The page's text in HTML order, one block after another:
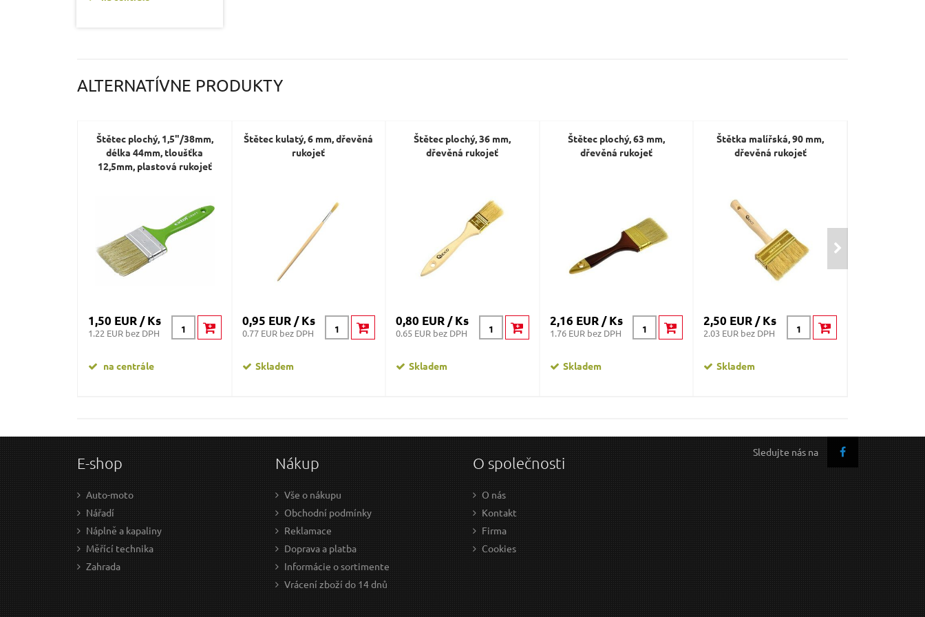
ALTERNATÍVNE PRODUKTY
Štětec plochý, 1,5"/38mm,
délka 44mm, tloušťka
12,5mm, plastová rukojeť
1,50 EUR / Ks
1.22 EUR bez DPH
na centrále
Štětec kulatý, 6 mm, dřevěná
rukojeť
0,95 EUR / Ks
0.77 EUR bez DPH
Skladem
Štětec plochý, 36 mm,
dřevěná rukojeť
0,80 EUR / Ks
0.65 EUR bez DPH
Skladem
Štětec plochý, 63 mm,
dřevěná rukojeť
2,16 EUR / Ks
1.76 EUR bez DPH
Skladem
Štětka malířská, 90 mm,
dřevěná rukojeť
2,50 EUR / Ks
2.03 EUR bez DPH
Skladem
Sledujte nás na
E-shop
Auto-moto
Nářadí
Náplně a kapaliny
Měřící technika
Zahrada
Nákup
Vše o nákupu
Obchodní podmínky
Reklamace
Doprava a platba
Informácie o sortimente
Vrácení zboží do 14 dnů
O společnosti
O nás
Kontakt
Firma
Cookies